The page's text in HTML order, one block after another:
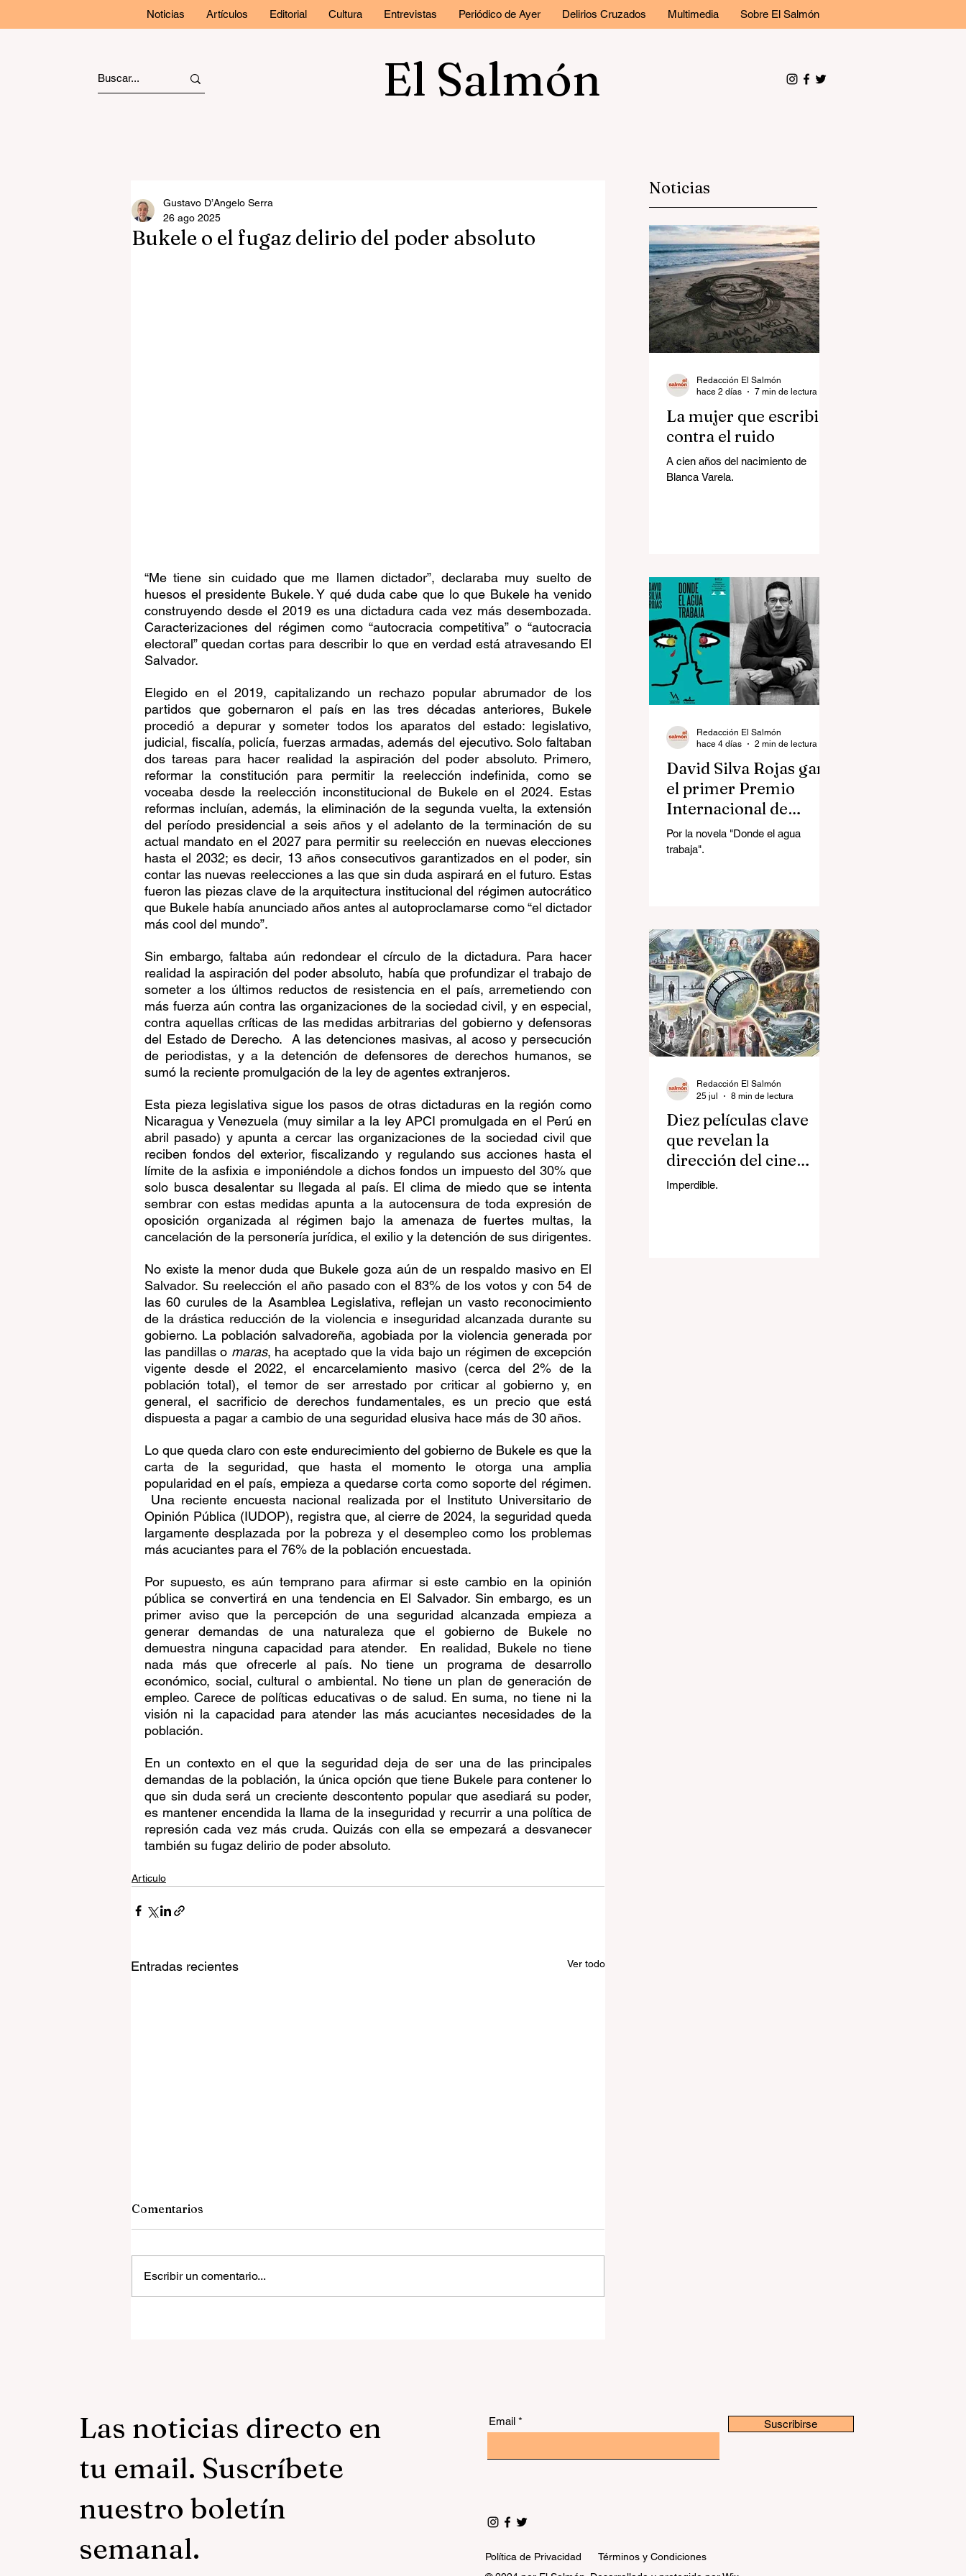
Noticias Artículos Editorial Cultura Entrevistas Periódico de Ayer Delirios Cruzados Multimedia Sobre El Salmón
El Salmón
Bukele o el fugaz delirio del poder absoluto
Gustavo D’Angelo Serra
26 ago 2025
“Me tiene sin cuidado que me llamen dictador”, declaraba muy suelto de
huesos el presidente Bukele. Y qué duda cabe que lo que Bukele ha venido
construyendo desde el 2019 es una dictadura cada vez más desembozada.
Caracterizaciones del régimen como “autocracia competitiva” o “autocracia
electoral” quedan cortas para describir lo que en verdad está atravesando El
Salvador.
Elegido en el 2019, capitalizando un rechazo popular abrumador de los
partidos que gobernaron el país en las tres décadas anteriores, Bukele
procedió a depurar y someter todos los aparatos del estado: legislativo,
judicial, fiscalía, policía, fuerzas armadas, además del ejecutivo. Solo faltaban
dos tareas para hacer realidad la aspiración del poder absoluto. Primero,
reformar la constitución para permitir la reelección indefinida, como se
voceaba desde la reelección inconstitucional de Bukele en el 2024. Estas
reformas incluían, además, la eliminación de la segunda vuelta, la extensión
del período presidencial a seis años y el adelanto de la terminación de su
actual mandato en el 2027 para permitir su reelección en nuevas elecciones
hasta el 2032; es decir, 13 años consecutivos garantizados en el poder, sin
contar las nuevas reelecciones a las que sin duda aspirará en el futuro. Estas
fueron las piezas clave de la arquitectura institucional del régimen autocrático
que Bukele había anunciado años antes al autoproclamarse como “el dictador
más cool del mundo”.
Sin embargo, faltaba aún redondear el círculo de la dictadura. Para hacer
realidad la aspiración del poder absoluto, había que profundizar el trabajo de
someter a los últimos reductos de resistencia en el país, arremetiendo con
más fuerza aún contra las organizaciones de la sociedad civil, y en especial,
contra aquellas críticas de las medidas arbitrarias del gobierno y defensoras
del Estado de Derecho.  A las detenciones masivas, al acoso y persecución
de periodistas, y a la detención de defensores de derechos humanos, se
sumó la reciente promulgación de la ley de agentes extranjeros.
Esta pieza legislativa sigue los pasos de otras dictaduras en la región como
Nicaragua y Venezuela (muy similar a la ley APCI promulgada en el Perú en
abril pasado) y apunta a cercar las organizaciones de la sociedad civil que
reciben fondos del exterior, fiscalizando y regulando sus acciones hasta el
límite de la asfixia e imponiéndole a dichos fondos un impuesto del 30% que
solo busca desalentar su llegada al país. El clima de miedo que se intenta
sembrar con estas medidas apunta a la autocensura de toda expresión de
oposición organizada al régimen bajo la amenaza de fuertes multas, la
cancelación de la personería jurídica, el exilio y la detención de sus dirigentes.
No existe la menor duda que Bukele goza aún de un respaldo masivo en El
Salvador. Su reelección el año pasado con el 83% de los votos y con 54 de
las 60 curules de la Asamblea Legislativa, reflejan un vasto reconocimiento
de la drástica reducción de la violencia e inseguridad alcanzada durante su
gobierno. La población salvadoreña, agobiada por la violencia generada por
las pandillas o maras, ha aceptado que la vida bajo un régimen de excepción
vigente desde el 2022, el encarcelamiento masivo (cerca del 2% de la
población total), el temor de ser arrestado por criticar al gobierno y, en
general, el sacrificio de derechos fundamentales, es un precio que está
dispuesta a pagar a cambio de una seguridad elusiva hace más de 30 años.
Lo que queda claro con este endurecimiento del gobierno de Bukele es que la
carta de la seguridad, que hasta el momento le otorga una amplia
popularidad en el país, empieza a quedarse corta como soporte del régimen.
Una reciente encuesta nacional realizada por el Instituto Universitario de
Opinión Pública (IUDOP), registra que, al cierre de 2024, la seguridad queda
largamente desplazada por la pobreza y el desempleo como los problemas
más acuciantes para el 76% de la población encuestada.
Por supuesto, es aún temprano para afirmar si este cambio en la opinión
pública se convertirá en una tendencia en El Salvador. Sin embargo, es un
primer aviso que la percepción de una seguridad alcanzada empieza a
generar demandas de una naturaleza que el gobierno de Bukele no
demuestra ninguna capacidad para atender.  En realidad, Bukele no tiene
nada más que ofrecerle al país. No tiene un programa de desarrollo
económico, social, cultural o ambiental. No tiene un plan de generación de
empleo. Carece de políticas educativas o de salud. En suma, no tiene ni la
visión ni la capacidad para atender las más acuciantes necesidades de la
población.
En un contexto en el que la seguridad deja de ser una de las principales
demandas de la población, la única opción que tiene Bukele para contener lo
que sin duda será un creciente descontento popular que asediará su poder,
es mantener encendida la llama de la inseguridad y recurrir a una política de
represión cada vez más cruda. Quizás con ella se empezará a desvanecer
también su fugaz delirio de poder absoluto.
Articulo
Entradas recientes Ver todo
Comentarios
Escribir un comentario...
Noticias
La mujer que escribió
contra el ruido
A cien años del nacimiento de
Blanca Varela.
Redacción El Salmón
hace 2 días
7 min de lectura
David Silva Rojas ganó
el primer Premio
Internacional de
Novela Breve Almadía
Ventosa-Arrufat
Por la novela "Donde el agua
trabaja".
Redacción El Salmón
hace 4 días
2 min de lectura
Diez películas clave
que revelan la
dirección del cine
contemporáneo
Imperdible.
Redacción El Salmón
25 jul
8 min de lectura
Las noticias directo en
tu email. Suscríbete
nuestro boletín
semanal.
Email Suscribirse
Política de Privacidad
Términos y Condiciones